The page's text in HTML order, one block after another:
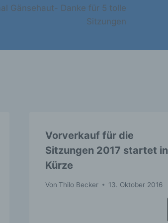
Gänsehaut- Danke für 5 tolle
Sitzungen
Vorverkauf für die
Sitzungen 2017 startet in
Kürze
Von Thilo Becker 13. Oktober 2016
beziehen,
oder
oder